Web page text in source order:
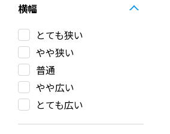
横幅
とても狭い
やや狭い
普通
やや広い
とても広い